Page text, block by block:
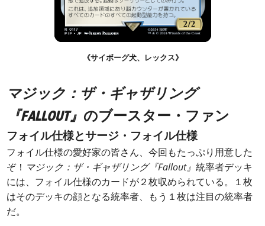
《サイボーグ犬、レックス》
マジック：ザ・ギャザリング
『FALLOUT』 のブースター・ファン
フォイル仕様とサージ・フォイル仕様
フォイル仕様の愛好家の皆さん、今回もたっぷり用意した
ぞ！ マジック：ザ・ギャザリング『Fallout』統率者デッキ
には、フォイル仕様のカードが２枚収められている。１枚
はそのデッキの顔となる統率者、もう１枚は注目の統率者
だ。